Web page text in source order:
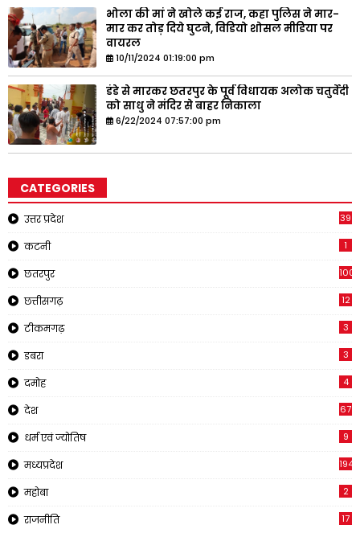
भोला की मां ने खोले कई राज, कहा पुलिस ने मार-
मार कर तोड़ दिये घुटने, विडियो शोसल मीडिया पर
वायरल
10/11/2024 01:19:00 pm
डंडे से मारकर छतरपुर के पूर्व विधायक अलोक चतुर्वेदी
को साधु ने मंदिर से बाहर निकाला
6/22/2024 07:57:00 pm
CATEGORIES
उत्तर प्रदेश 39
कटनी 1
छतरपुर 1001
छत्तीसगढ़ 12
टीकमगढ़ 3
डबरा 3
दमोह 4
देश 67
धर्म एवं ज्योतिष 9
मध्यप्रदेश 194
महोबा 2
राजनीति 17